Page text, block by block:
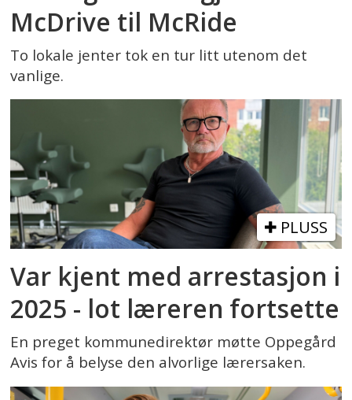
McDrive til McRide
To lokale jenter tok en tur litt utenom det
vanlige.
PLUSS
Var kjent med arrestasjon i
2025 - lot læreren fortsette
En preget kommunedirektør møtte Oppegård
Avis for å belyse den alvorlige lærersaken.